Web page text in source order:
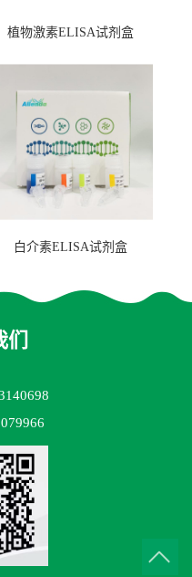
植物激素ELISA试剂盒
白介素ELISA试剂盒